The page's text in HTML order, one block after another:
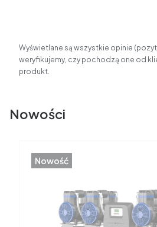
Wyświetlane są wszystkie opinie
weryfikujemy, czy pochodzą one od
produkt.
Nowości
Nowość